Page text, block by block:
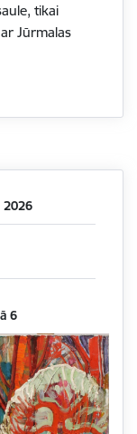
tikai
Jūrmalas
2026
6